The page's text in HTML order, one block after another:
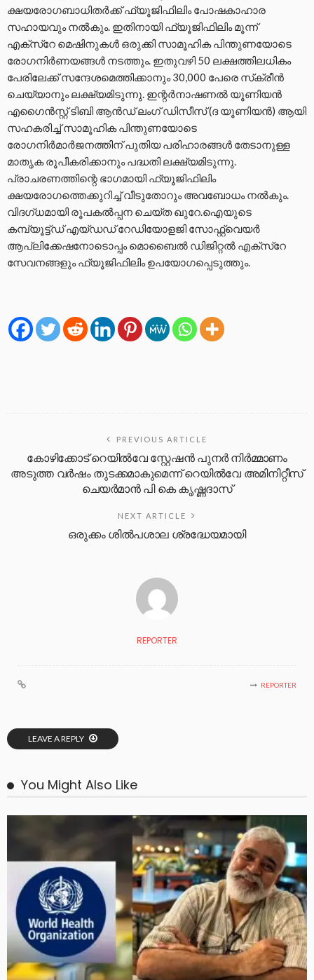
ക്ഷയരോഗബാധിതര്‍ക്ക് ഫ്യൂജിഫിലിം പോഷകാഹാര
സഹായവും നല്‍കും. ഇതിനായി ഫ്യൂജിഫിലിം മൂന്ന്
എക്‌സ്‌റേ മെഷിനുകള്‍ ഒരുക്കി സാമൂഹിക പിന്തുണയോടെ
രോഗനിര്‍ണയങ്ങള്‍ നടത്തും. ഇതുവഴി 50 ലക്ഷത്തിലധികം
പേരിലേക്ക് സന്ദേശമെത്തിക്കാനും 30,000 പേരെ സ്‌ക്രീന്‍
ചെയ്യാനും ലക്ഷ്യമിടുന്നു. ഇന്റര്‍നാഷണല്‍ യൂണിയന്‍
എഗൈന്‍സ്റ്റ് ടിബി ആന്‍ഡ് ലംഗ് ഡിസീസ് (ദ യൂണിയന്‍) ആയി
സഹകരിച്ച് സാമൂഹിക പിന്തുണയോടെ
രോഗനിര്‍മാര്‍ജനത്തിന് പുതിയ പരിഹാരങ്ങള്‍ തേടാനുള്ള
മാതൃക രൂപീകരിക്കാനും പദ്ധതി ലക്ഷ്യമിടുന്നു.
പ്രാചരണത്തിന്റെ ഭാഗമായി ഫ്യൂജിഫിലിം
ക്ഷയരോഗത്തെക്കുറിച്ച് വീടുതോറും അവബോധം നല്‍കും.
വിദഗ്ധമായി രൂപകല്‍പ്പന ചെയ്ത ഖുറേ.ഐയുടെ
കമ്പ്യൂട്ട്ഡ് എയ്ഡഡ് റേഡിയോളജി സോഫ്റ്റ്‌വെയര്‍
ആപ്ലിക്കേഷനോടൊപ്പം മൊബൈല്‍ ഡിജിറ്റല്‍ എക്‌സ്‌റേ
സേവനങ്ങളും ഫ്യൂജിഫിലിം ഉപയോഗപ്പെടുത്തും.
PREVIOUS ARTICLE
കോഴിക്കോട് റെയിൽവേ സ്റ്റേഷൻ പുനർ നിർമ്മാണം
അടുത്ത വർഷം തുടക്കമാകുമെന്ന് റെയിൽവേ അമിനിറ്റീസ്
ചെയർമാൻ പി കെ കൃഷ്ണദാസ്
NEXT ARTICLE
ഒരുക്കം ശിൽപശാല ശ്രദ്ധേയമായി
REPORTER
REPORTER
LEAVE A REPLY
You Might Also Like